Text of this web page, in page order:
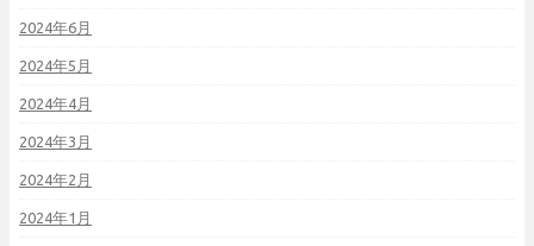
2024年6月
2024年5月
2024年4月
2024年3月
2024年2月
2024年1月